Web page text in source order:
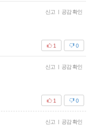
신고 | 공감 확인
0
1
신고 | 공감 확인
0
1
신고 | 공감 확인